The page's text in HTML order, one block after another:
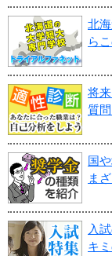
北
ら
将
質
国
ま
入
キ